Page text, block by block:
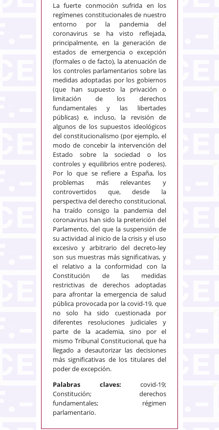
La fuerte conmoción sufrida en los
regímenes constitucionales de nuestro
entorno por la pandemia del
coronavirus se ha visto reflejada,
principalmente, en la generación de
estados de emergencia o excepción
(formales o de facto), la atenuación de
los controles parlamentarios sobre las
medidas adoptadas por los gobiernos
(que han supuesto la privación o
limitación de los derechos
fundamentales y las libertades
públicas) e, incluso, la revisión de
algunos de los supuestos ideológicos
del constitucionalismo (por ejemplo, el
modo de concebir la intervención del
Estado sobre la sociedad o los
controles y equilibrios entre poderes).
Por lo que se refiere a España, los
problemas más relevantes y
controvertidos que, desde la
perspectiva del derecho constitucional,
ha traído consigo la pandemia del
coronavirus han sido la preterición del
Parlamento, del que la suspensión de
su actividad al inicio de la crisis y el uso
excesivo y arbitrario del decreto-ley
son sus muestras más significativas, y
el relativo a la conformidad con la
Constitución de las medidas
restrictivas de derechos adoptadas
para afrontar la emergencia de salud
pública provocada por la covid-19, que
no solo ha sido cuestionada por
diferentes resoluciones judiciales y
parte de la academia, sino por el
mismo Tribunal Constitucional, que ha
llegado a desautorizar las decisiones
más significativas de los titulares del
poder de excepción.
Palabras claves: covid-19;
Constitución; derechos
fundamentales; régimen
parlamentario.